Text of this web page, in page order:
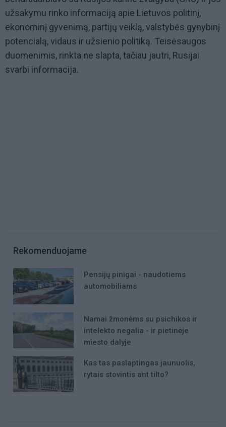
užsakymu rinko informaciją apie Lietuvos politinį,
ekonominį gyvenimą, partijų veiklą, valstybės gynybinį
potencialą, vidaus ir užsienio politiką. Teisėsaugos
duomenimis, rinkta ne slapta, tačiau jautri, Rusijai
svarbi informacija.
Rekomenduojame
Pensijų pinigai - naudotiems
automobiliams
Namai žmonėms su psichikos ir
intelekto negalia - ir pietinėje
miesto dalyje
Kas tas paslaptingas jaunuolis,
rytais stovintis ant tilto?